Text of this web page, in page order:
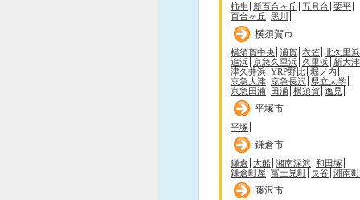
柿生 新百合ヶ丘 五月台 栗平
百合ヶ丘 黒川
横須賀市
横須賀中央 浦賀 衣笠 北久里浜
追浜 京急久里浜 久里浜 新大津
津久井浜 YRP野比 堀ノ内
京急大津 京急長沢
県立大学
京急田浦
田浦 横須賀 逸見
平塚市
平塚
鎌倉市
鎌倉 大船 湘南深沢 和田塚
鎌倉町屋 富士見町 長谷 湘南
藤沢市